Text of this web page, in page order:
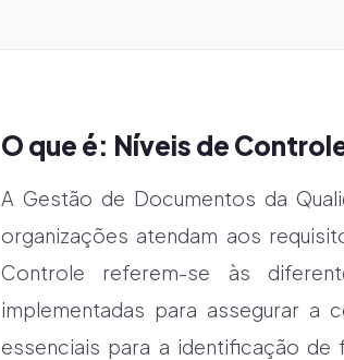
O que é: Níveis de
A Gestão de Documentos da
organizações atendam aos
Controle referem-se às
implementadas para assegurar a
essenciais para a identificação de